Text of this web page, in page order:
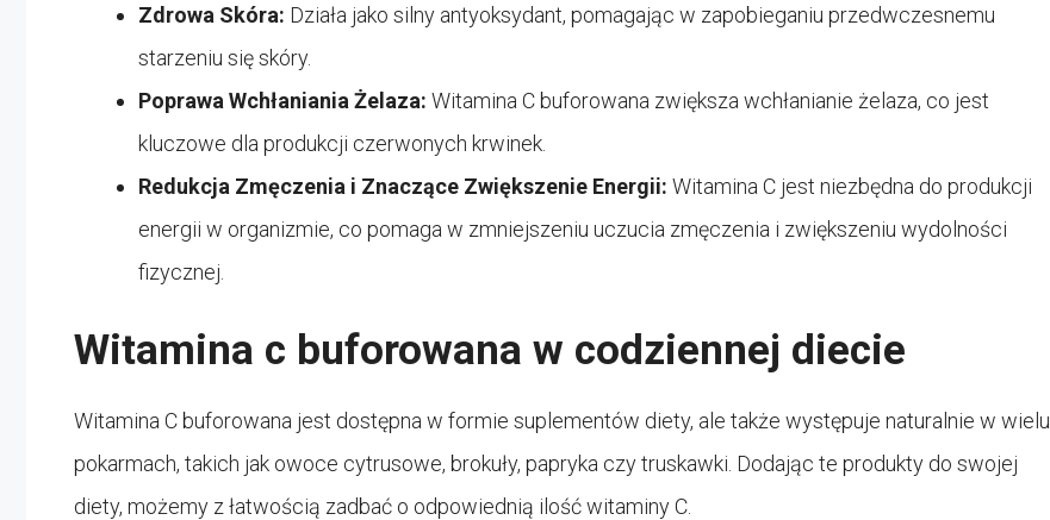
Zdrowa Skóra: Działa jako silny antyoksydant, pomagając w zapobieganiu przedwczesnemu
starzeniu się skóry.
Poprawa Wchłaniania Żelaza: Witamina C buforowana zwiększa wchłanianie żelaza, co jest
kluczowe dla produkcji czerwonych krwinek.
Redukcja Zmęczenia i Znaczące Zwiększenie Energii: Witamina C jest niezbędna do produkcji
energii w organizmie, co pomaga w zmniejszeniu uczucia zmęczenia i zwiększeniu wydolności
fizycznej.
Witamina c buforowana w codziennej diecie
Witamina C buforowana jest dostępna w formie suplementów diety, ale także występuje naturalnie w wielu
pokarmach, takich jak owoce cytrusowe, brokuły, papryka czy truskawki. Dodając te produkty do swojej
diety, możemy z łatwością zadbać o odpowiednią ilość witaminy C.